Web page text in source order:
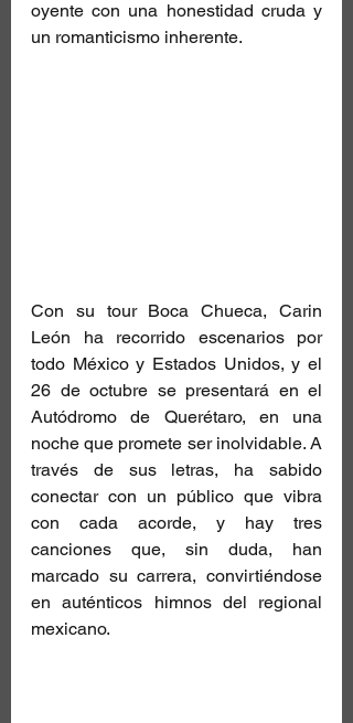
oyente con una honestidad cruda y
un romanticismo inherente.
Con su tour Boca Chueca, Carin
León ha recorrido escenarios por
todo México y Estados Unidos, y el
26 de octubre se presentará en el
Autódromo de Querétaro, en una
noche que promete ser inolvidable. A
través de sus letras, ha sabido
conectar con un público que vibra
con cada acorde, y hay tres
canciones que, sin duda, han
marcado su carrera, convirtiéndose
en auténticos himnos del regional
mexicano.